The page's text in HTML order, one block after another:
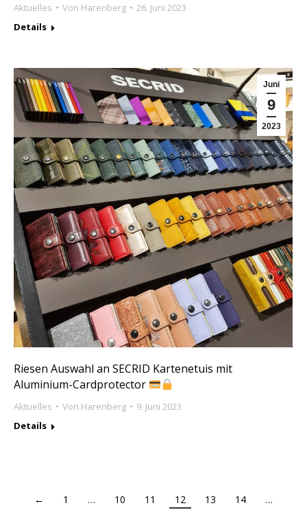
Aktuelles Von Harenberg
26. Juni 2023
Details
Juni
9
2023
Riesen Auswahl an SECRID Kartenetuis mit
Aluminium-Cardprotector
Aktuelles Von Harenberg
9. Juni 2023
Details
← 1 … 10 11 12 13 14
…